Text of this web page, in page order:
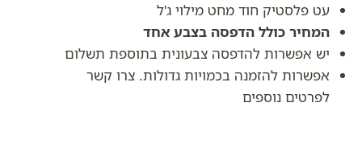
עט פלסטיק חוד מחט מילוי ג'ל
המחיר כולל הדפסה בצבע אחד
יש אפשרות להדפסה צבעונית בתוספת תשלום
אפשרות להזמנה בכמויות גדולות. צרו קשר
לפרטים נוספים